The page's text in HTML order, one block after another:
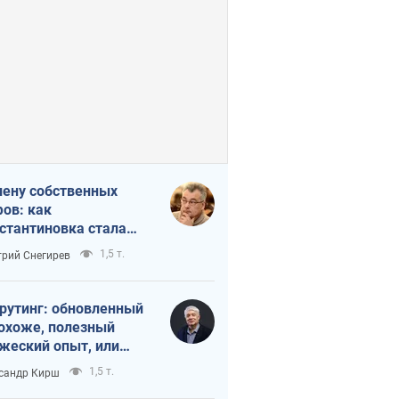
собственных
как
стала
идеологической
для российских
Снегирев 1,5 т.
обновленный
полезный
опыт, или
трусости
Кирш 1,5 т.